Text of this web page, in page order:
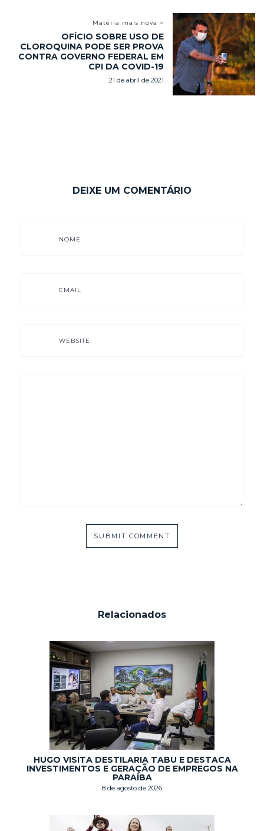
Matéria mais nova >
OFÍCIO SOBRE USO DE
CLOROQUINA PODE SER PROVA
CONTRA GOVERNO FEDERAL EM
CPI DA COVID-19
21 de abril de 2021
DEIXE UM COMENTÁRIO
NOME
EMAIL
WEBSITE
Relacionados
HUGO VISITA DESTILARIA TABU E DESTACA
INVESTIMENTOS E GERAÇÃO DE EMPREGOS NA
PARAÍBA
8 de agosto de 2026